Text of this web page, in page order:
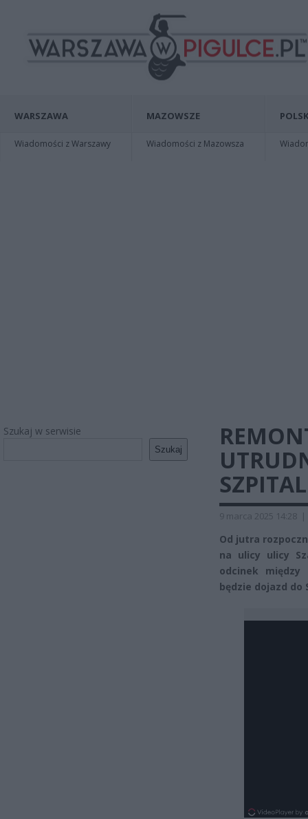
WARSZAWA
Wiadomości z Warszawy
MAZOWSZE
Wiadomości z Mazowsza
Szukaj w serwisie
Szukaj
9 marca 2025 14:28 |
Od jutra
na ulicy ulicy
odcinek
będzie dojazd